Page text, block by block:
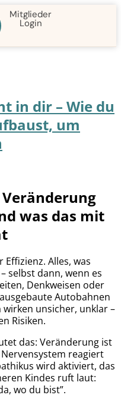
Mitglieder
Login
in dir – Wie du
um
was das mit
Alles, was
selbst dann, wenn es
Denkweisen oder
Autobahnen
wirken unsicher, unklar –
Risiken.
das: Veränderung ist
reagiert
wird aktiviert, das
Kindes ruft laut:
wo du bist”.